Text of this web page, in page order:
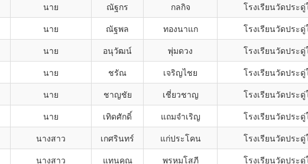
นาย ณัฐกร กลกิจ โรงเรียนวัดประ
นาย ณัฐพล ทองนาแก โรงเรียนวัดประ
นาย อนุวัฒน์ พุ่มดวง โรงเรียนวัดประ
นาย ชรัณ เจริญไชย โรงเรียนวัดประ
นาย ชาญชัย เชี่ยวชาญ โรงเรียนวัดประ
นาย เทิดศักดิ์ แถมจำเริญ โรงเรียนวัดประ
นางสาว เกศรินทร์ แก่ประโคน โรงเรียนวัดประ
นางสาว แทนคุณ พรหมโสภี โรงเรียนวัดประ